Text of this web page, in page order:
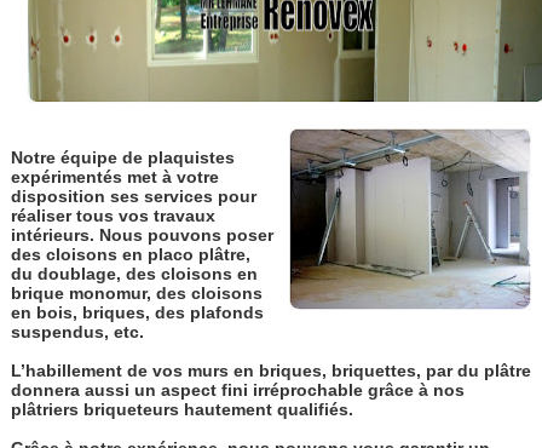
Notre équipe de plaquistes
expérimentés met à votre
disposition ses services pour
réaliser tous vos travaux
intérieurs. Nous pouvons poser
des cloisons en placo plâtre,
du doublage, des cloisons en
brique monomur, des cloisons
en bois, briques, des plafonds
suspendus, etc.
L’habillement de vos murs en briques, briquettes, par du plâtre
donnera aussi un aspect fini irréprochable grâce à nos
plâtriers briqueteurs hautement qualifiés.